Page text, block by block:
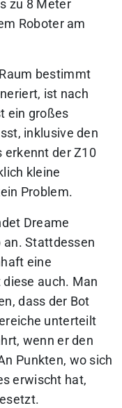
zu 8 Meter
Roboter am
bestimmt
ist nach
ein großes
inklusive den
erkennt der Z10
kleine
Problem.
Dreame
an. Stattdessen
eine
auch. Man
dass der Bot
unterteilt
wenn er den
Punkten, wo sich
erwischt hat,